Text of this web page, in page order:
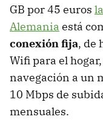
GB por 45 euros
Alemania está
conexión fija, de
Wifi para el
navegación a un
10 Mbps de
mensuales.